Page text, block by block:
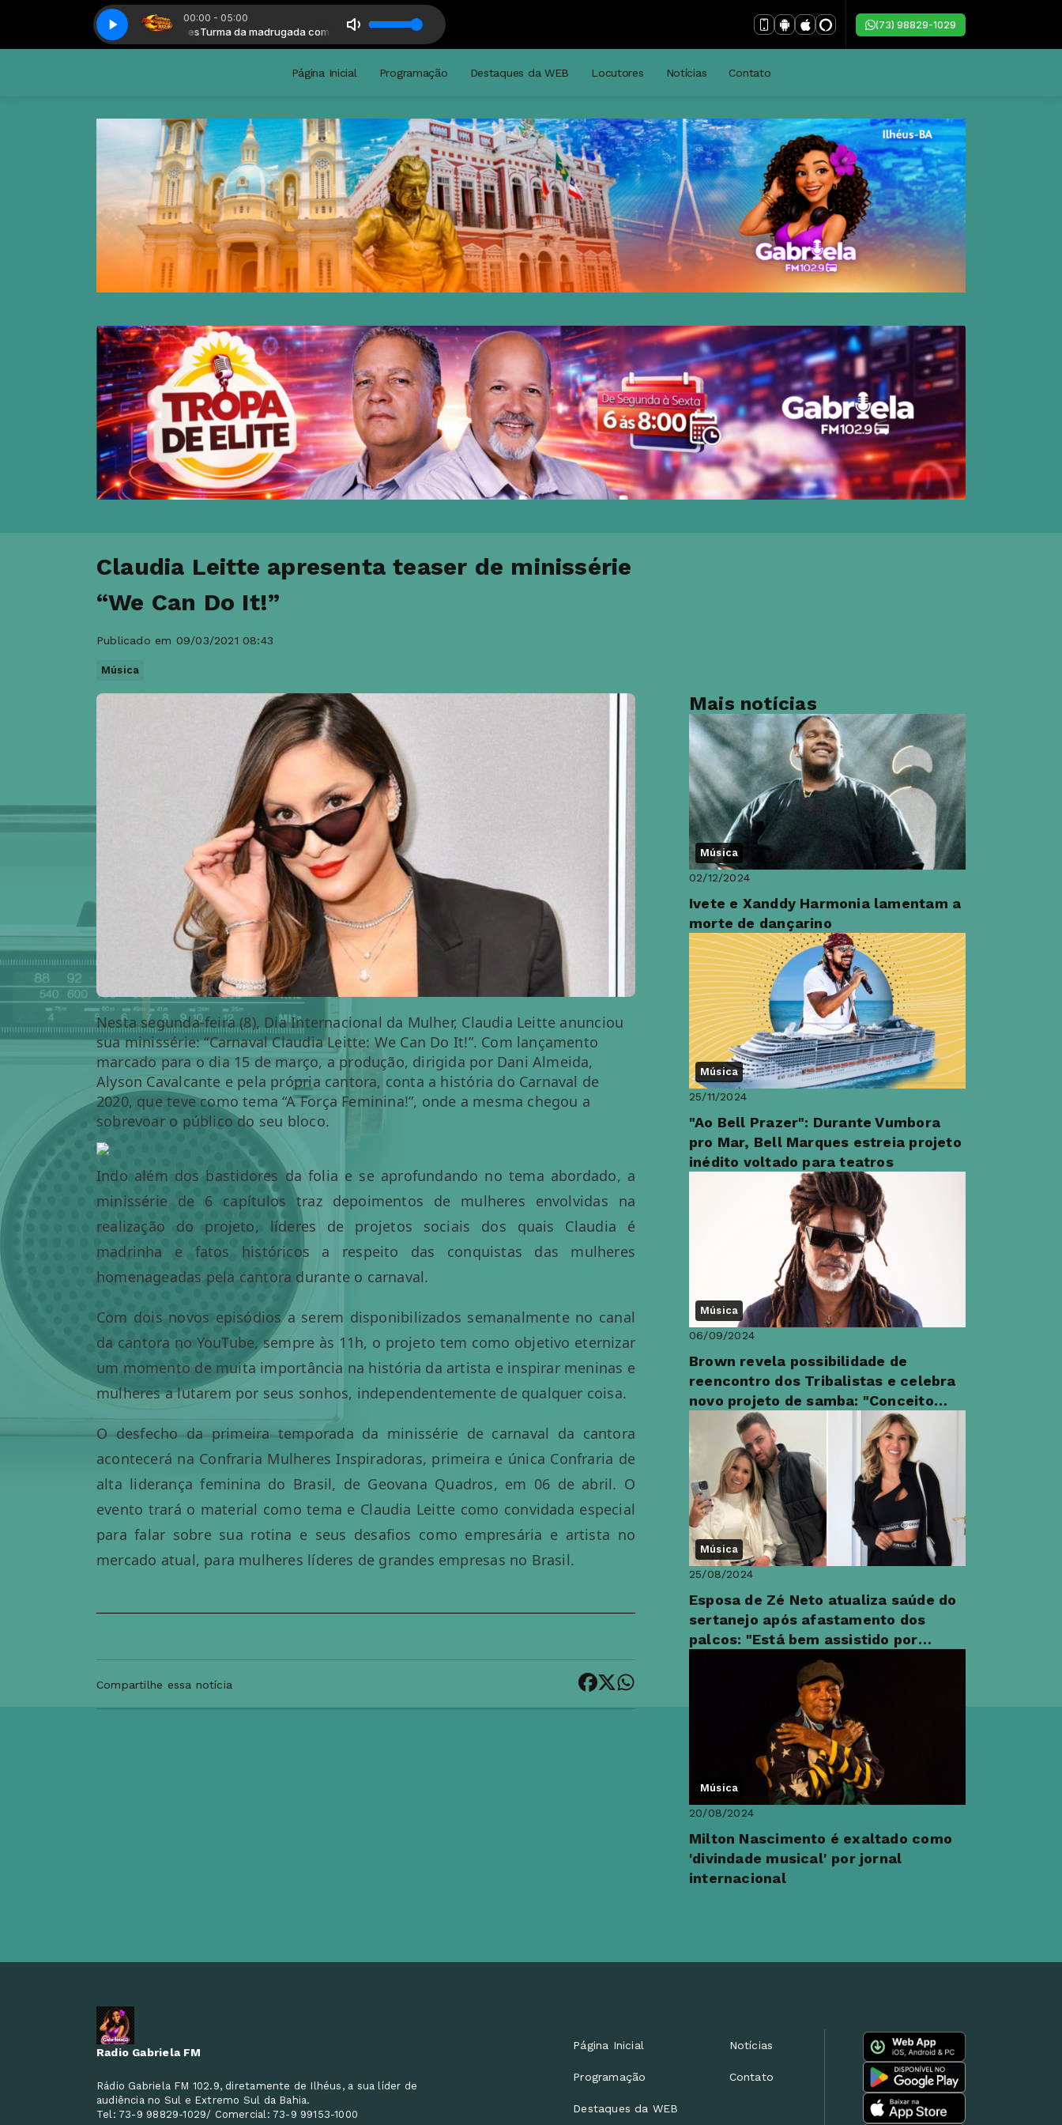
00:00 - 05:00
da madrugada com Léo GuedesTurma da madrugada com Léo Guedes
(73) 98829-1029
Página Inicial Programação Destaques da WEB Locutores Notícias Contato
Claudia Leitte apresenta teaser de minissérie
“We Can Do It!”
Publicado em 09/03/2021 08:43
Música
Nesta segunda-feira (8), Dia Internacional da Mulher, Claudia Leitte anunciou
sua minissérie: “Carnaval Claudia Leitte: We Can Do It!”. Com lançamento
marcado para o dia 15 de março, a produção, dirigida por Dani Almeida,
Alyson Cavalcante e pela própria cantora, conta a história do Carnaval de
2020, que teve como tema “A Força Feminina!”, onde a mesma chegou a
sobrevoar o público do seu bloco.
Indo além dos bastidores da folia e se aprofundando no tema abordado, a
minissérie de 6 capítulos traz depoimentos de mulheres envolvidas na
realização do projeto, líderes de projetos sociais dos quais Claudia é
madrinha e fatos históricos a respeito das conquistas das mulheres
homenageadas pela cantora durante o carnaval.
Com dois novos episódios a serem disponibilizados semanalmente no canal
da cantora no YouTube, sempre às 11h, o projeto tem como objetivo eternizar
um momento de muita importância na história da artista e inspirar meninas e
mulheres a lutarem por seus sonhos, independentemente de qualquer coisa.
O desfecho da primeira temporada da minissérie de carnaval da cantora
acontecerá na Confraria Mulheres Inspiradoras, primeira e única Confraria de
alta liderança feminina do Brasil, de Geovana Quadros, em 06 de abril. O
evento trará o material como tema e Claudia Leitte como convidada especial
para falar sobre sua rotina e seus desafios como empresária e artista no
mercado atual, para mulheres líderes de grandes empresas no Brasil.
Compartilhe essa notícia
Mais notícias
Música
02/12/2024
Ivete e Xanddy Harmonia lamentam a
morte de dançarino
Música
25/11/2024
"Ao Bell Prazer": Durante Vumbora
pro Mar, Bell Marques estreia projeto
inédito voltado para teatros
Música
06/09/2024
Brown revela possibilidade de
reencontro dos Tribalistas e celebra
novo projeto de samba: "Conceito
fortalecido"
Música
25/08/2024
Esposa de Zé Neto atualiza saúde do
sertanejo após afastamento dos
palcos: "Está bem assistido por
Música
20/08/2024
Milton Nascimento é exaltado como
'divindade musical' por jornal
internacional
Radio Gabriela FM
Rádio Gabriela FM 102.9, diretamente de Ilhéus, a sua líder de
audiência no Sul e Extremo Sul da Bahia.
Tel: 73-9 98829-1029/ Comercial: 73-9 99153-1000
Página Inicial
Programação
Destaques da WEB
Notícias
Contato